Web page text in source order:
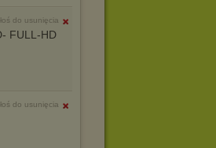
do usunięcia
FULL-HD
do usunięcia